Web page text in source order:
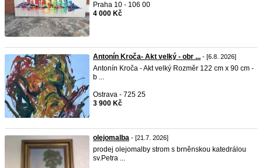
Praha 10 - 106 00
4 000 Kč
Antonín Kroča- Akt velký - obr ... - [6.8. 2026]
Antonín Kroča - Akt velký Rozměr 122 cm x 90 cm -
b ...
Ostrava - 725 25
3 900 Kč
olejomalba - [21.7. 2026]
prodej olejomalby strom s brněnskou katedrálou
sv.Petra ...